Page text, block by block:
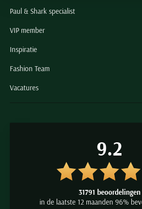
Paul & Shark specialist
VIP member
Inspiratie
Fashion Team
Vacatures
9.2
31791 beoordelingen
in de laatste 12 maanden 96%